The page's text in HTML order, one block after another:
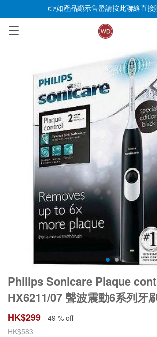
👉如產品顯示售罄請按此聯絡直
已加入購物車
Philips Sonicare Plaque
HX6211/07 聲波震動6系列牙
HK$299 49 % off
HK$583